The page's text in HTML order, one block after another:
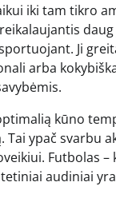
iki tam tikro
Ji
arba
kūno
ypač svarbu
Futbolas
audiniai